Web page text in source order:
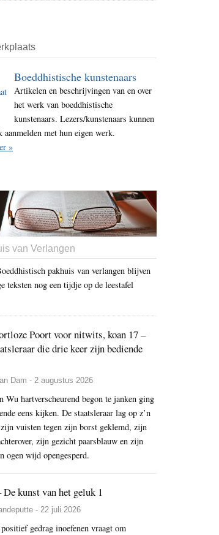
Boeddhistische kunstenaars
Artikelen en beschrijvingen van en over
het werk van boeddhistische
kunstenaars. Lezers/kunstenaars kunnen
aanmelden met hun eigen werk.
»
van Verlangen
pakhuis van verlangen blijven
teksten nog een tijdje op de leestafel
Poort voor nitwits, koan 17 –
die drie keer zijn bediende
Dam - 2 augustus 2026
Wu hartverscheurend begon te janken ging
eens kijken. De staatsleraar lag op z’n
vuisten tegen zijn borst geklemd, zijn
zijn gezicht paarsblauw en zijn
ogen wijd opengesperd.
kunst van het geluk 1
- 22 juli 2026
gedrag inoefenen vraagt om